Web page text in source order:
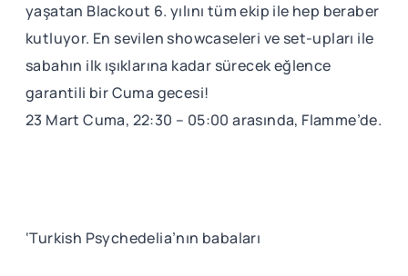
yaşatan Blackout 6. yılını tüm ekip ile hep beraber
kutluyor. En sevilen showcaseleri ve set-upları ile
sabahın ilk ışıklarına kadar sürecek eğlence
garantili bir Cuma gecesi!
23 Mart Cuma, 22:30 – 05:00 arasında, Flamme’de.
‘Turkish Psychedelia’nın babaları